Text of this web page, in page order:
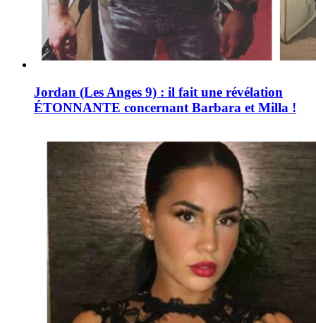
Jordan (Les Anges 9) : il fait une révélation
ÉTONNANTE concernant Barbara et Milla !